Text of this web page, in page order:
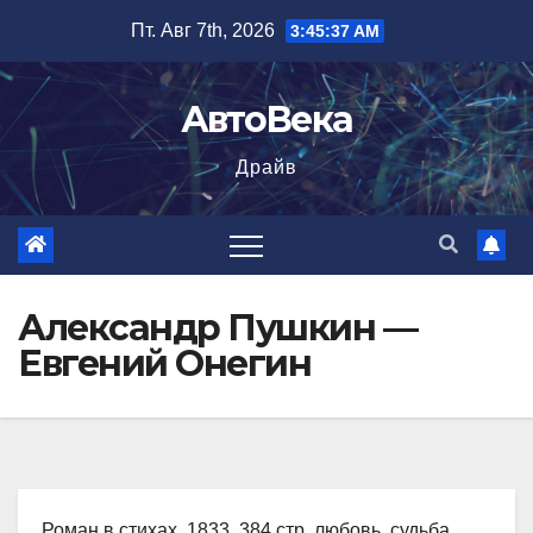
содержимому
Пт. Авг 7th, 2026 3:45:38 AM
АвтоВека
Драйв
Александр Пушкин —
Евгений Онегин